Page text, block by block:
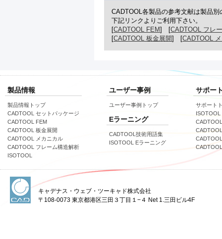
CADTOOL各製品の参考文献は製品
下記リンクよりご利用下さい。
[CADTOOL FEM] [CADTOOL フレ
[CADTOOL 板金展開] [CADTOOL
製品情報
製品情報トップ
CADTOOL セットパッケージ
CADTOOL FEM
CADTOOL 板金展開
CADTOOL メカニカル
CADTOOL フレーム構造解析
ISOTOOL
ユーザー事例
ユーザー事例トップ
Eラーニング
CADTOOL技術用語集
ISOTOOL Eラーニング
サポー
サポート
ISOTOOL
キャデナス・ウェブ・ツーキャド株式会社
〒108-0073 東京都港区三田３丁目１−４ Net 1.三田ビル4F